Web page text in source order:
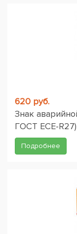
620 руб.
Знак
ГОСТ ЕСЕ-R27)
Подробнее